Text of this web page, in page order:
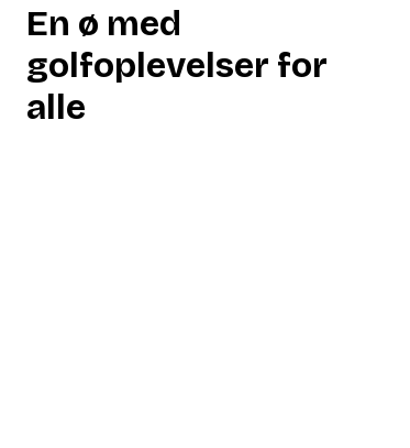
En ø med
golfoplevelser for
alle